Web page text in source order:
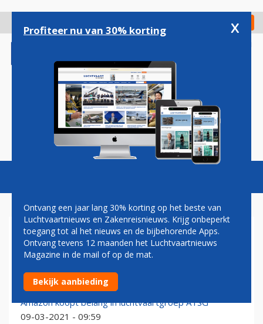
gaan
Check in
Magazine Podcasts Vacatures
AMAZON AIR
Amazon Air sluit basis op luchthaven Leipzig
27-09-2023 - 10:39
Amazon koopt belang in luchtvaartgroep ATSG
09-03-2021 - 09:59
Profiteer nu van 30% korting x
Ontvang een jaar lang 30% korting op het beste van
Luchtvaartnieuws en Zakenreisnieuws. Krijg onbeperkt
toegang tot al het nieuws en de bijbehorende Apps.
Ontvang tevens 12 maanden het Luchtvaartnieuws
Magazine in de mail of op de mat.
Bekijk aanbieding